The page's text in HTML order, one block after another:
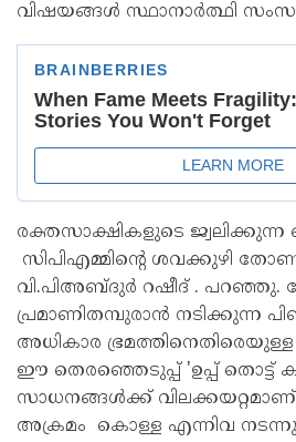
വിഷയങ്ങൾ സ്ഥാനാർത്ഥി
രക്തസാക്ഷികളുടെ
സിപിഎമ്മിൻ്റെ ശവക്കുഴി
വി.പിഅബ്ദുർ റഷീദ് . പറഞ്ഞു.
പ്രമാണിതമ്പുരാൻ നടിക്കുന്ന
അധികാര
ഈ തെരഞ്ഞെടുപ്പ് 'ഉപ്പ് തൊട്ട്
സാധനങ്ങൾക്ക് വിലക്കയറ്റമാണ്.
അക്രമം കൊള്ള എന്നിവ നടന്നു.